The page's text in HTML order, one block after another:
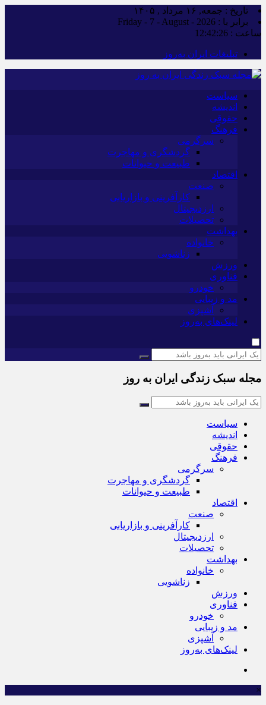
تاریخ : جمعه, ۱۶ مرداد , ۱۴۰۵
برابر با : Friday - 7 - August - 2026
ساعت : 12:42:27
تبلیغات ایران به‌روز
سیاست
اندیشه
حقوقی
فرهنگ
سرگرمی
گردشگری و مهاجرت
طبیعت و حیوانات
اقتصاد
صنعت
کارآفرینی و بازاریابی
ارزدیجیتال
تحصیلات
بهداشت
خانواده
زناشویی
ورزش
فناوری
خودرو
مد و زیبایی
آشپزی
لینک‌های به‌روز
مجله سبک زندگی ایران به روز
سیاست
اندیشه
حقوقی
فرهنگ
سرگرمی
گردشگری و مهاجرت
طبیعت و حیوانات
اقتصاد
صنعت
کارآفرینی و بازاریابی
ارزدیجیتال
تحصیلات
بهداشت
خانواده
زناشویی
ورزش
فناوری
خودرو
مد و زیبایی
آشپزی
لینک‌های به‌روز
×